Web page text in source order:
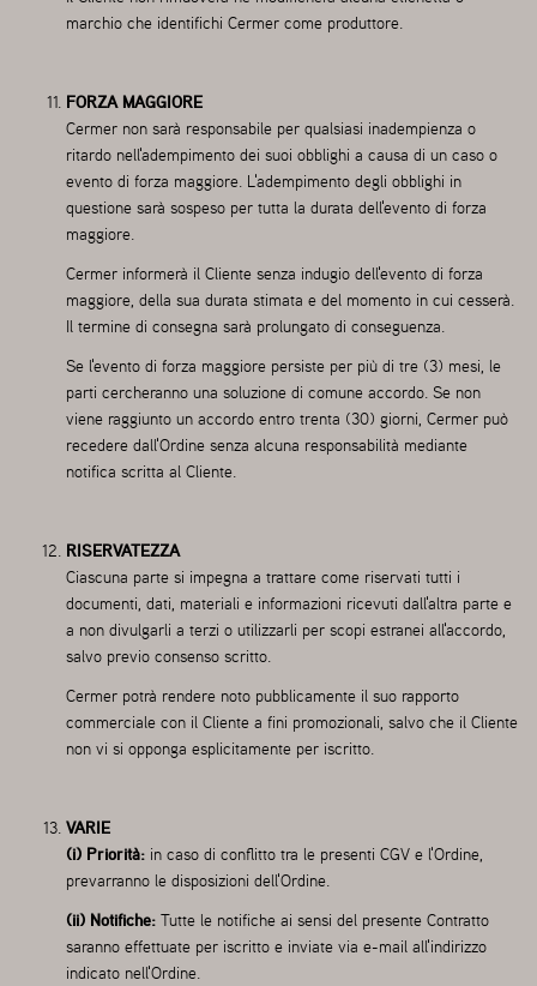
marchio che identifichi Cermer come produttore.
FORZA MAGGIORE
Cermer non sarà responsabile per qualsiasi inadempienza o
ritardo nell'adempimento dei suoi obblighi a causa di un caso o
evento di forza maggiore. L'adempimento degli obblighi in
questione sarà sospeso per tutta la durata dell'evento di forza
maggiore.
Cermer informerà il Cliente senza indugio dell'evento di forza
maggiore, della sua durata stimata e del momento in cui cesserà.
Il termine di consegna sarà prolungato di conseguenza.
Se l'evento di forza maggiore persiste per più di tre (3) mesi, le
parti cercheranno una soluzione di comune accordo. Se non
viene raggiunto un accordo entro trenta (30) giorni, Cermer può
recedere dall'Ordine senza alcuna responsabilità mediante
notifica scritta al Cliente.
RISERVATEZZA
Ciascuna parte si impegna a trattare come riservati tutti i
documenti, dati, materiali e informazioni ricevuti dall'altra parte e
a non divulgarli a terzi o utilizzarli per scopi estranei all'accordo,
salvo previo consenso scritto.
Cermer potrà rendere noto pubblicamente il suo rapporto
commerciale con il Cliente a fini promozionali, salvo che il Cliente
non vi si opponga esplicitamente per iscritto.
VARIE
(i) Priorità: in caso di conflitto tra le presenti CGV e l'Ordine,
prevarranno le disposizioni dell'Ordine.
(ii) Notifiche: Tutte le notifiche ai sensi del presente Contratto
saranno effettuate per iscritto e inviate via e-mail all'indirizzo
indicato nell'Ordine.